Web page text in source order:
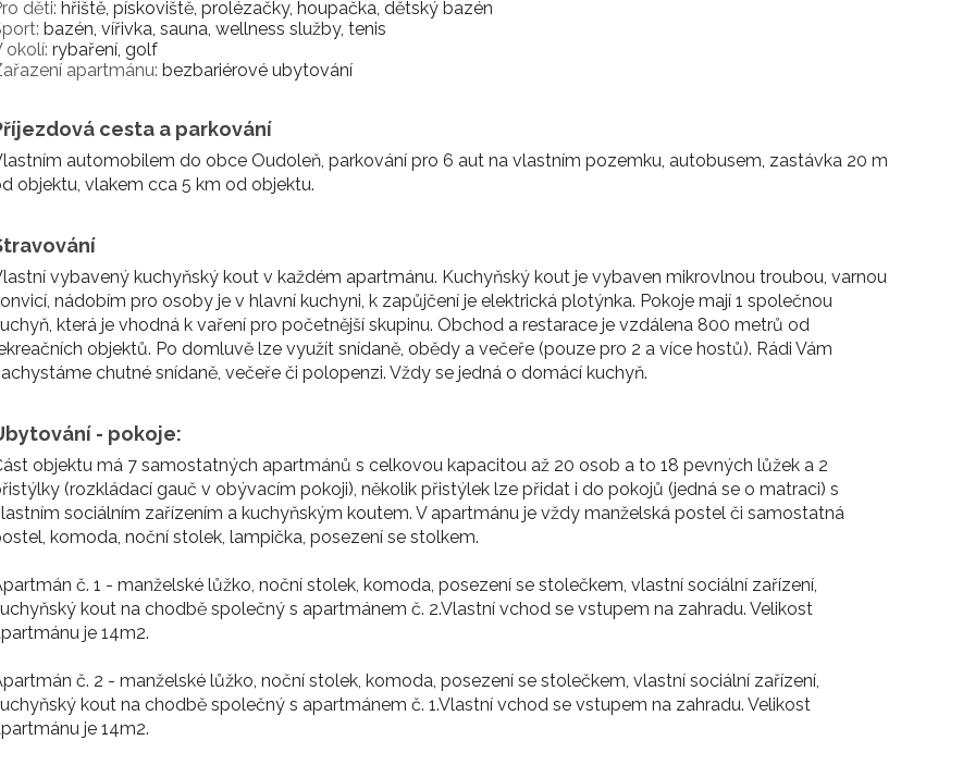
děti: hřiště, pískoviště, prolézačky, houpačka, dětský bazén
bazén, vířivka, sauna, wellness služby, tenis
okolí: rybaření, golf
apartmánu: bezbariérové ubytování
cesta a parkování
automobilem do obce Oudoleň, parkování pro 6 aut na vlastním pozemku, autobusem, zastávka 20 m
objektu, vlakem cca 5 km od objektu.
vybavený kuchyňský kout v každém apartmánu. Kuchyňský kout je vybaven mikrovlnou troubou, varnou
nádobím pro osoby je v hlavní kuchyni, k zapůjčení je elektrická plotýnka. Pokoje mají 1 společnou
která je vhodná k vaření pro početnější skupinu. Obchod a restarace je vzdálena 800 metrů od
objektů. Po domluvě lze využít snídaně, obědy a večeře (pouze pro 2 a více hostů). Rádi Vám
chutné snídaně, večeře či polopenzi. Vždy se jedná o domácí kuchyň.
- pokoje:
objektu má 7 samostatných apartmánů s celkovou kapacitou až 20 osob a to 18 pevných lůžek a 2
(rozkládací gauč v obývacím pokoji), několik přistýlek lze přidat i do pokojů (jedná se o matraci) s
sociálním zařízením a kuchyňským koutem. V apartmánu je vždy manželská postel či samostatná
komoda, noční stolek, lampička, posezení se stolkem.
č. 1 - manželské lůžko, noční stolek, komoda, posezení se stolečkem, vlastní sociální zařízení,
kout na chodbě společný s apartmánem č. 2.Vlastní vchod se vstupem na zahradu. Velikost
je 14m2.
č. 2 - manželské lůžko, noční stolek, komoda, posezení se stolečkem, vlastní sociální zařízení,
kout na chodbě společný s apartmánem č. 1.Vlastní vchod se vstupem na zahradu. Velikost
je 14m2.